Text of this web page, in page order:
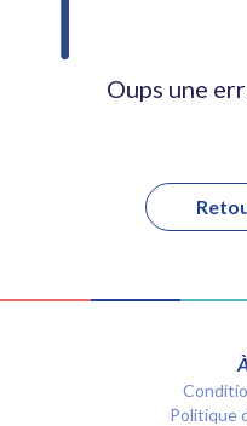
Oups une
Politique